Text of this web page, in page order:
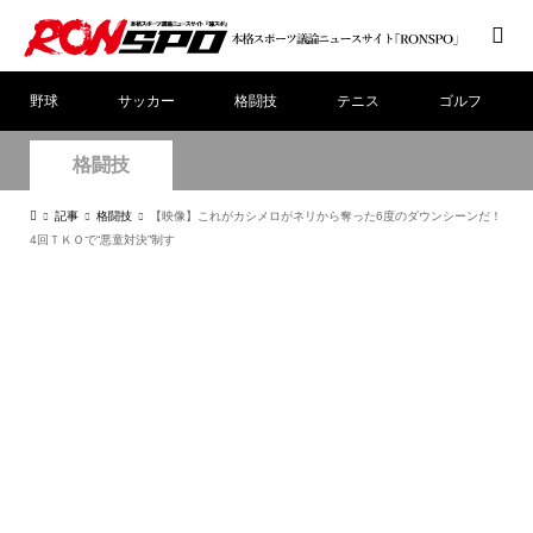
野球 サッカー 格闘技 テニス ゴルフ
格闘技
記事 格闘技
【映像】これがカシメロがネリから奪った6度のダウンシーンだ！
4回ＴＫＯで“悪童対決”制す